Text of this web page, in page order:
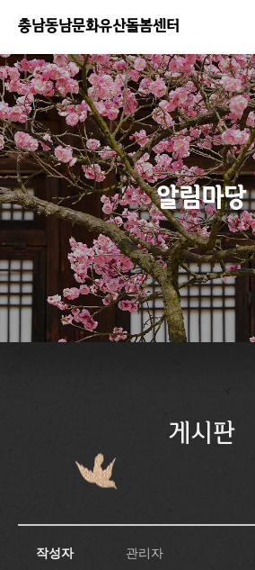
충남동남문화유산돌봄센터
알림마당
게시판
작성자 관리자